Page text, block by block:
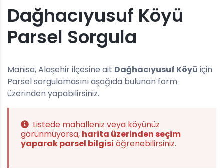
Dağhacıyusuf Köyü
Parsel Sorgula
Manisa, Alaşehir ilçesine ait Dağhacıyusuf Köyü için
Parsel sorgulamasını aşağıda bulunan form
üzerinden yapabilirsiniz.
Listede mahalleniz veya köyünüz
görünmüyorsa, harita üzerinden seçim
yaparak parsel bilgisi öğrenebilirsiniz.